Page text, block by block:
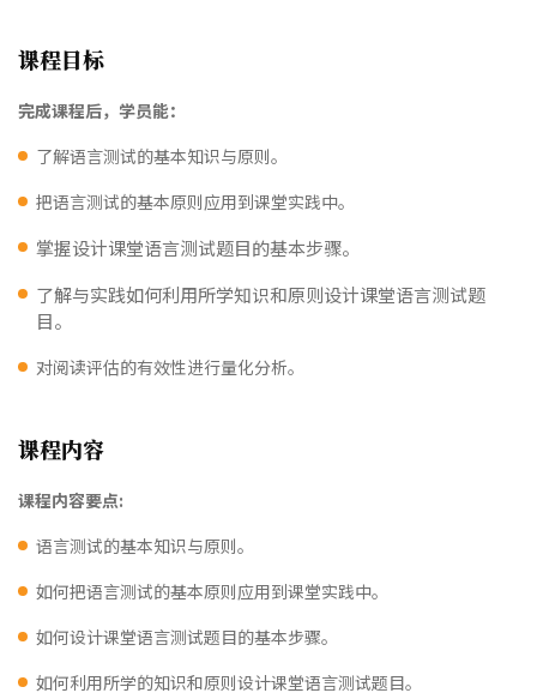
课程目标
完成课程后，学员能：
了解语言测试的基本知识与原则。
把语言测试的基本原则应用到课堂实践中。
掌握设计课堂语言测试题目的基本步骤。
了解与实践如何利用所学知识和原则设计课堂语言测试题
目。
对阅读评估的有效性进行量化分析。
课程内容
课程内容要点:
语言测试的基本知识与原则。
如何把语言测试的基本原则应用到课堂实践中。
如何设计课堂语言测试题目的基本步骤。
如何利用所学的知识和原则设计课堂语言测试题目。